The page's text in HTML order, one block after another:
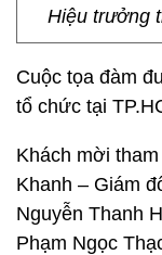
Hiệu trưởng
Cuộc tọa đàm
tổ chức tại
Khách mời
Khanh – Giám
Nguyễn Thanh
Phạm Ngọc